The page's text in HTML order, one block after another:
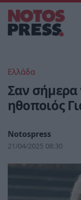
Ελλάδα
Σαν σήμερα
ηθοποιός
Notospress
21/04/2025 08:30